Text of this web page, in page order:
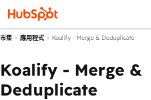
市集 應用程式 Koalify - Merge & Deduplicate
Koalify - Merge &
Deduplicate